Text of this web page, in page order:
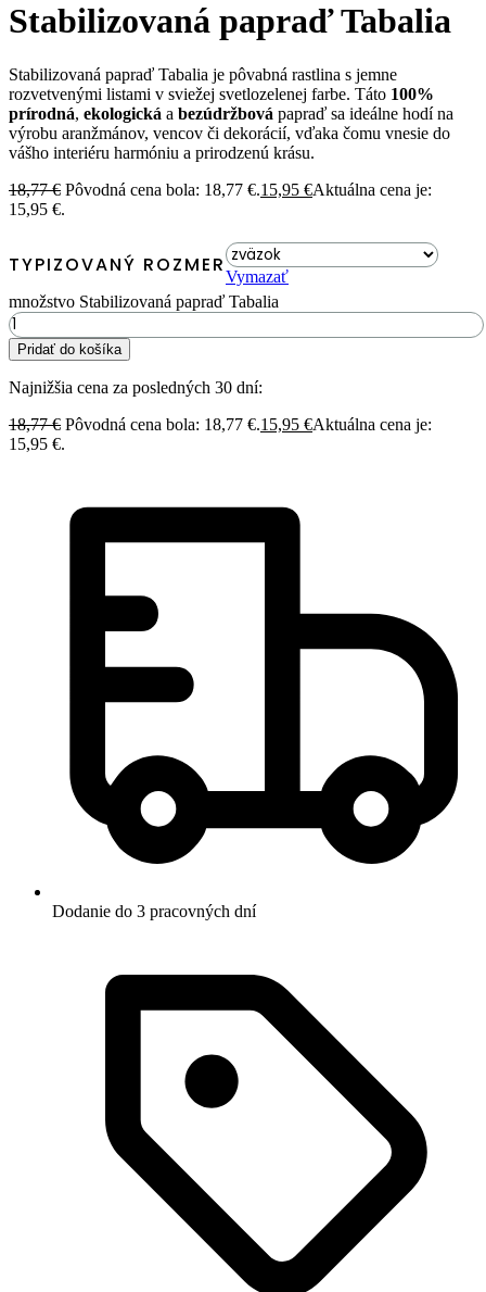
Stabilizovaná papraď Tabalia
Stabilizovaná papraď Tabalia je pôvabná rastlina s jemne
rozvetvenými listami v sviežej svetlozelenej farbe. Táto 100%
prírodná, ekologická a bezúdržbová papraď sa ideálne hodí na
výrobu aranžmánov, vencov či dekorácií, vďaka čomu vnesie do
vášho interiéru harmóniu a prirodzenú krásu.
18,77€ Pôvodná cena bola: 18,77 €.15,95 €Aktuálna cena je:
15,95 €.
TYPIZOVANÝ ROZMERVymazať
množstvo Stabilizovaná papraď Tabalia
Pridať do košíka
Najnižšia cena za posledných 30 dní:
18,77€ Pôvodná cena bola: 18,77 €.15,95 €Aktuálna cena je:
15,95 €.
Dodanie do 3 pracovných dní